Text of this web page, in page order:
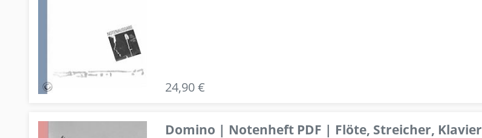
24,90 €
Domino | Notenheft PDF | Flöte, Streicher, Klavier